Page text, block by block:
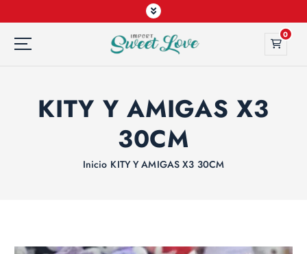
0
KITY Y AMIGAS X3
30CM
Inicio KITY Y AMIGAS X3 30CM